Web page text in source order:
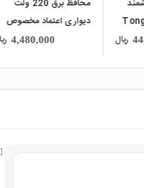
محافظ برق 220 ولت
ریال
کانال Lever Lock مدل
PCT-215
481,000